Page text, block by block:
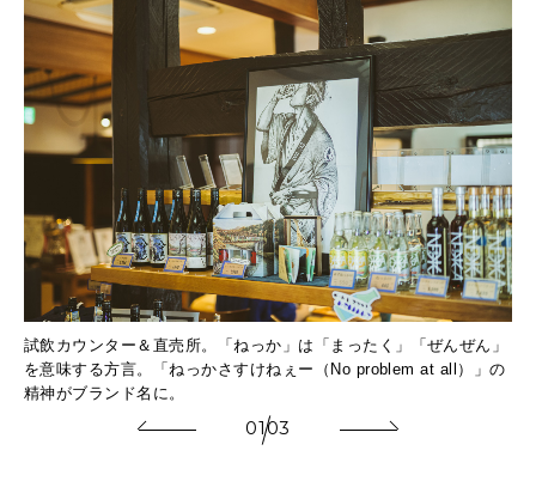
試飲カウンター＆直売所。「ねっか」は「まったく」「ぜんぜん」
を意味する方言。「ねっかさすけねぇー（No problem at all）」の
精神がブランド名に。
0103